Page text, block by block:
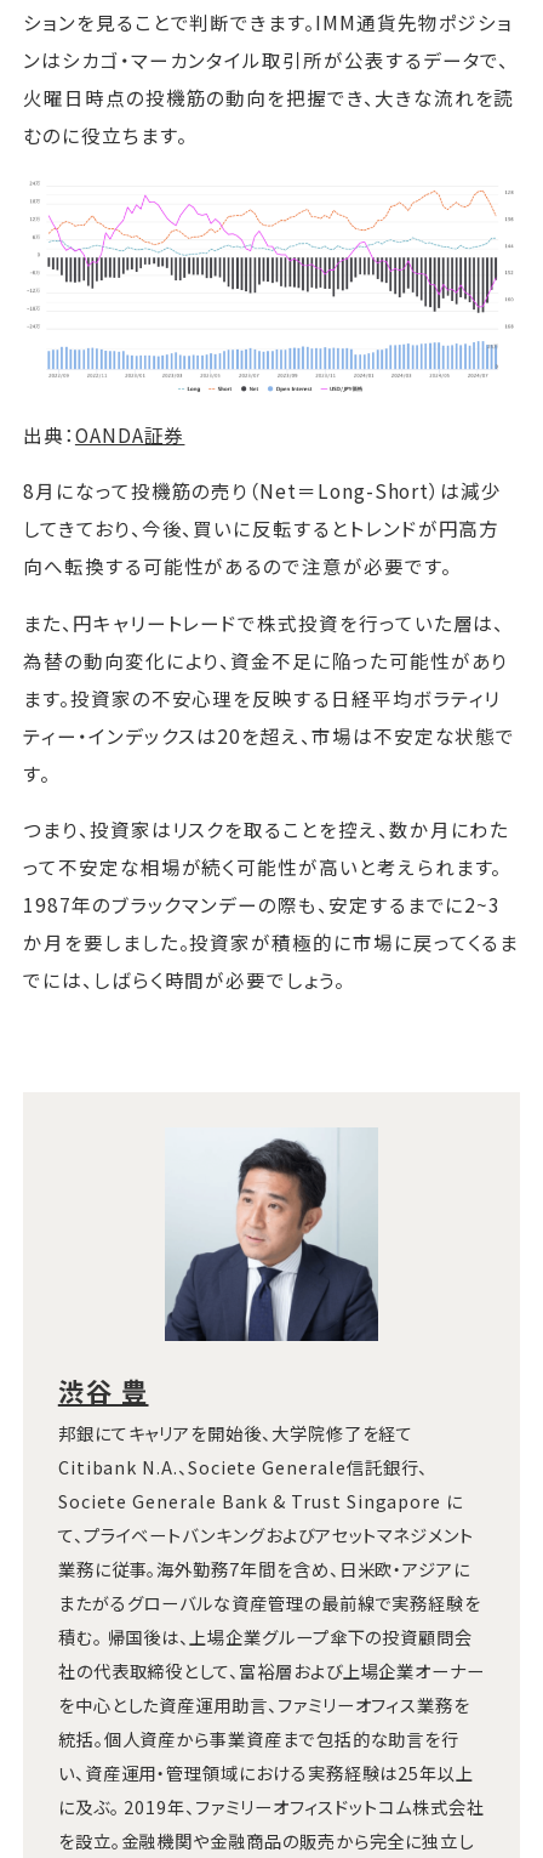
ションを見ることで判断できます。IMM通貨先物ポジショ
ンはシカゴ・マーカンタイル取引所が公表するデータで、
火曜日時点の投機筋の動向を把握でき、大きな流れを読
むのに役立ちます。
出典：OANDA証券
8月になって投機筋の売り（Net＝Long-Short）は減少
してきており、今後、買いに反転するとトレンドが円高方
向へ転換する可能性があるので注意が必要です。
また、円キャリートレードで株式投資を行っていた層は、
為替の動向変化により、資金不足に陥った可能性があり
ます。投資家の不安心理を反映する日経平均ボラティリ
ティー・インデックスは20を超え、市場は不安定な状態で
す。
つまり、投資家はリスクを取ることを控え、数か月にわた
って不安定な相場が続く可能性が高いと考えられます。
1987年のブラックマンデーの際も、安定するまでに2~3
か月を要しました。投資家が積極的に市場に戻ってくるま
でには、しばらく時間が必要でしょう。
渋谷 豊
邦銀にてキャリアを開始後、大学院修了を経て
Citibank N.A.、Societe Generale信託銀行、
Societe Generale Bank & Trust Singapore に
て、プライベートバンキングおよびアセットマネジメント
業務に従事。海外勤務7年間を含め、日米欧・アジアに
またがるグローバルな資産管理の最前線で実務経験を
積む。 帰国後は、上場企業グループ傘下の投資顧問会
社の代表取締役として、富裕層および上場企業オーナー
を中心とした資産運用助言、ファミリーオフィス業務を
統括。個人資産から事業資産まで包括的な助言を行
い、資産運用・管理領域における実務経験は25年以上
に及ぶ。 2019年、ファミリーオフィスドットコム株式会社
を設立。金融機関や金融商品の販売から完全に独立し